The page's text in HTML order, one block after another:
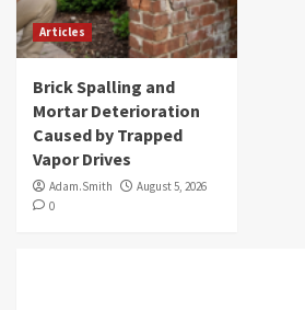
Articles
Brick Spalling and
Mortar Deterioration
Caused by Trapped
Vapor Drives
Adam.Smith
August 5, 2026
0